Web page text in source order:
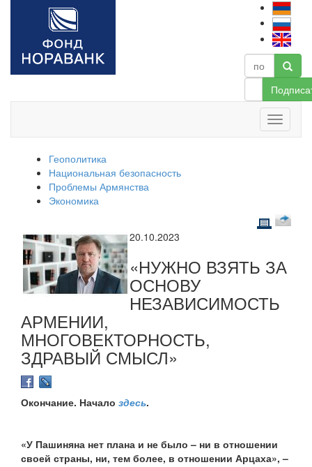
Геополитика
Национальная безопасность
Проблемы Армянства
Экономика
20.10.2023
«НУЖНО ВЗЯТЬ ЗА
ОСНОВУ
НЕЗАВИСИМОСТЬ
АРМЕНИИ,
МНОГОВЕКТОРНОСТЬ,
ЗДРАВЫЙ СМЫСЛ»
Окончание. Начало здесь.
«У Пашиняна нет плана и не было – ни в отношении
своей страны, ни, тем более, в отношении Арцаха», –